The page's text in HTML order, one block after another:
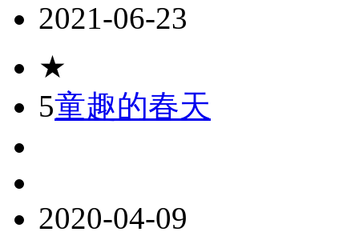
2021-06-23
★
5童趣的春天
2020-04-09